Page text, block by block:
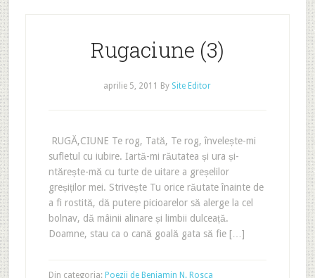
Rugaciune (3)
aprilie 5, 2011 By Site Editor
RUGĂ‚CIUNE Te rog, Tată, Te rog, învelește-mi
sufletul cu iubire. Iartă-mi răutatea și ura și-
ntărește-mă cu turte de uitare a greșelilor
greșiților mei. Strivește Tu orice răutate înainte de
a fi rostită, dă putere picioarelor să alerge la cel
bolnav, dă mâinii alinare și limbii dulceață.
Doamne, stau ca o cană goală gata să fie […]
Din categoria: Poezii de Beniamin N. Rosca